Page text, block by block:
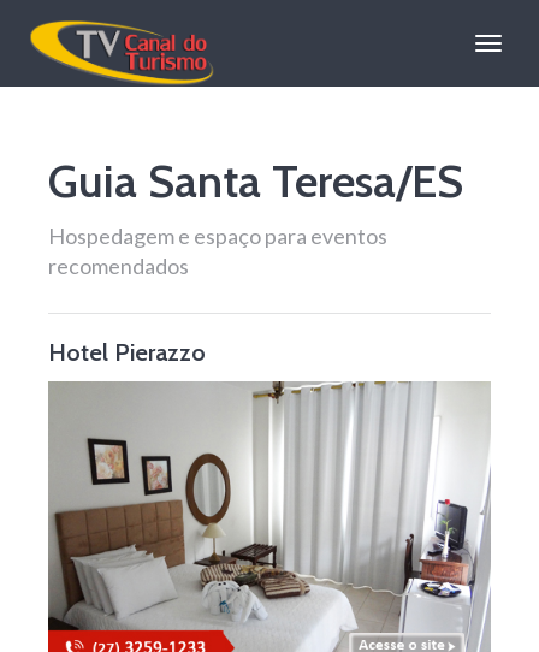
Tv
do
Turismo!
Guia Santa Teresa/ES
Hospedagem e espaço para eventos
recomendados
Hotel Pierazzo